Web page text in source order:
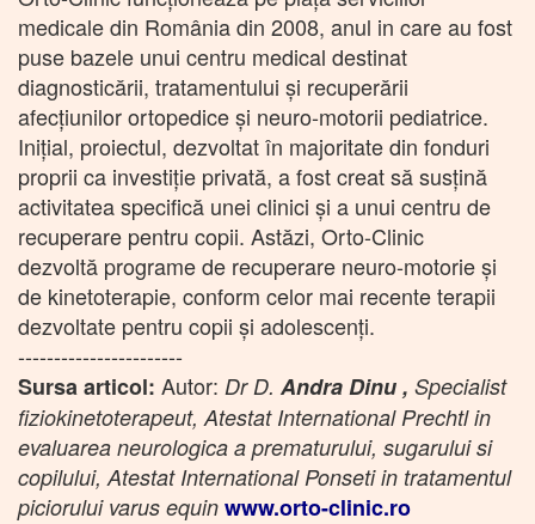
medicale din România din 2008, anul in care au fost
puse bazele unui centru medical destinat
diagnosticării, tratamentului și recuperării
afecțiunilor ortopedice și neuro-motorii pediatrice.
Inițial, proiectul, dezvoltat în majoritate din fonduri
proprii ca investiție privată, a fost creat să susțină
activitatea specifică unei clinici și a unui centru de
recuperare pentru copii. Astăzi, Orto-Clinic
dezvoltă programe de recuperare neuro-motorie și
de kinetoterapie, conform celor mai recente terapii
dezvoltate pentru copii și adolescenți.
-----------------------
Sursa articol: Autor: Dr D. AndraDinu , Specialist
fiziokinetoterapeut, Atestat International Prechtl in
evaluarea neurologica a prematurului, sugarului si
copilului, Atestat International Ponseti in tratamentul
piciorului varus equin www.orto-clinic.ro